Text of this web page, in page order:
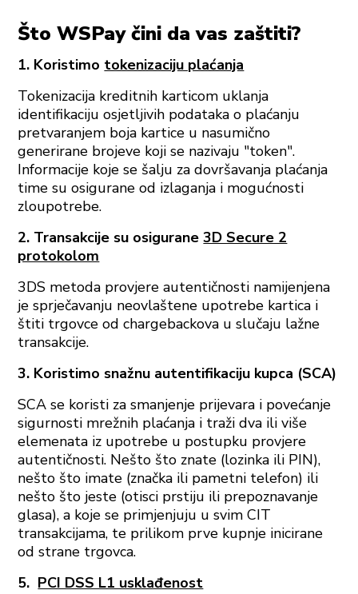
Što WSPay čini da vas zaštiti?
1. Koristimo tokenizaciju plaćanja
Tokenizacija kreditnih karticom uklanja
identifikaciju osjetljivih podataka o plaćanju
pretvaranjem boja kartice u nasumično
generirane brojeve koji se nazivaju "token".
Informacije koje se šalju za dovršavanja plaćanja
time su osigurane od izlaganja i mogućnosti
zloupotrebe.
2. Transakcije su osigurane3D Secure 2
protokolom
3DS metoda provjere autentičnosti namijenjena
je sprječavanju neovlaštene upotrebe kartica i
štiti trgovce od chargebackova u slučaju lažne
transakcije.
3. Koristimo snažnu autentifikaciju kupca (SCA)
SCA se koristi za smanjenje prijevara i povećanje
sigurnosti mrežnih plaćanja i traži dva ili više
elemenata iz upotrebe u postupku provjere
autentičnosti. Nešto što znate (lozinka ili PIN),
nešto što imate (značka ili pametni telefon) ili
nešto što jeste (otisci prstiju ili prepoznavanje
glasa), a koje se primjenjuju u svim CIT
transakcijama, te prilikom prve kupnje inicirane
od strane trgovca.
5. PCI DSS L1 usklađenost